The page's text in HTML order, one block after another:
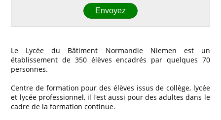
Le Lycée du Bâtiment Normandie Niemen est un
établissement de 350 élèves encadrés par quelques 70
personnes.
Centre de formation pour des élèves issus de collège, lycée
et lycée professionnel, il l'est aussi pour des adultes dans le
cadre de la formation continue.